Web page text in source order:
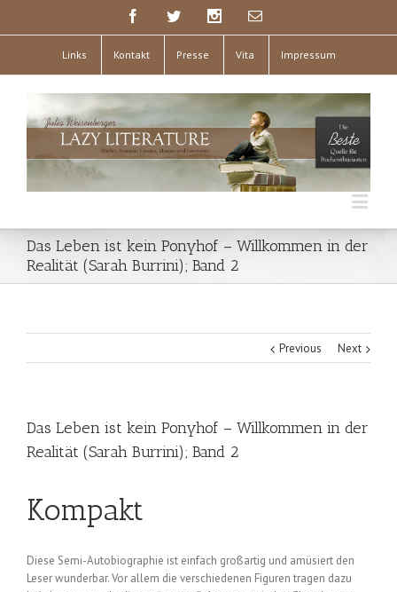
Links Kontakt Presse Vita Impressum
Das Leben ist kein Ponyhof – Willkommen in der
Realität (Sarah Burrini); Band 2
Previous Next
Das Leben ist kein Ponyhof – Willkommen in der
Realität (Sarah Burrini); Band 2
Kompakt
Diese Semi-Autobiographie ist einfach großartig und amüsiert den
Leser wunderbar. Vor allem die verschiedenen Figuren tragen dazu